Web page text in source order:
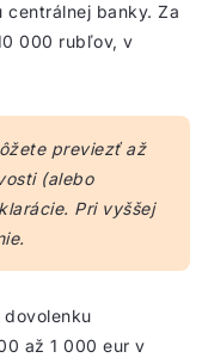
centrálnej banky. Za
000 rubľov, v
previezť až
(alebo
Pri vyššej
až 1 000 eur v